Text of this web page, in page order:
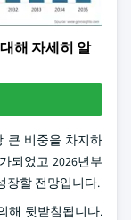
해 자세히 알
큰 비중을 차지하
되었고 2026년부
장할 전망입니다.
해 뒷받침됩니다.